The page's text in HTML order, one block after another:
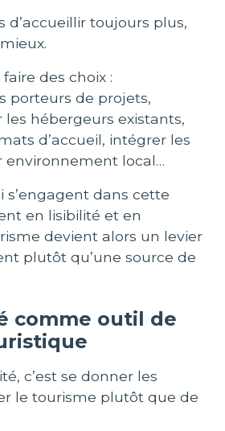
d’accueillir toujours plus,
des choix :
porteurs de projets,
les hébergeurs existants,
d’accueil, intégrer les
environnement local…
s’engagent dans cette
en lisibilité et en
devient alors un levier
plutôt qu’une source de
comme outil de
c’est se donner les
le tourisme plutôt que de